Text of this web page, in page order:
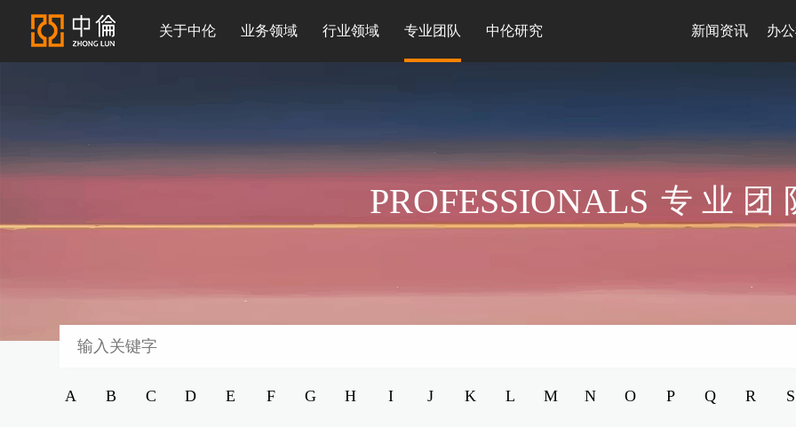
关于中伦 业务领域 行业领域 专业团队 中伦研究 新闻资讯 办
PROFESSIONALS 专业团
A B C D E F G H I J K L M N O P Q R S